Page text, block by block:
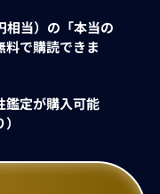
当）の「本当の
料で購読できま
鑑定が購入可能